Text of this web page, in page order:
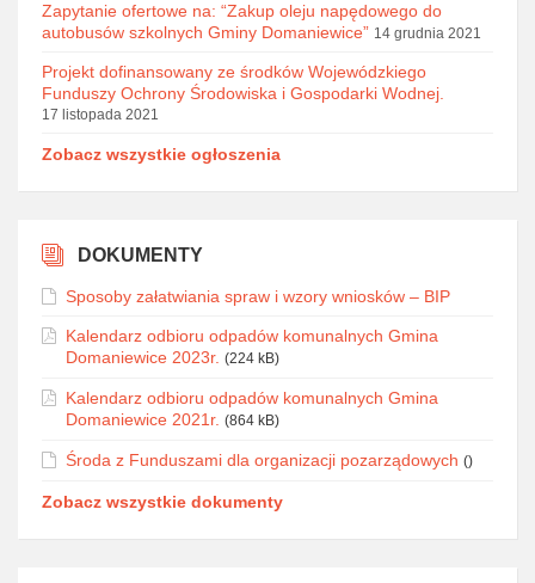
Zapytanie ofertowe na: “Zakup oleju napędowego do
autobusów szkolnych Gminy Domaniewice” 14 grudnia 2021
Projekt dofinansowany ze środków Wojewódzkiego
Funduszy Ochrony Środowiska i Gospodarki Wodnej.
17 listopada 2021
Zobacz wszystkie ogłoszenia
DOKUMENTY
Sposoby załatwiania spraw i wzory wniosków – BIP
Kalendarz odbioru odpadów komunalnych Gmina
Domaniewice 2023r. (224 kB)
Kalendarz odbioru odpadów komunalnych Gmina
Domaniewice 2021r. (864 kB)
Środa z Funduszami dla organizacji pozarządowych ()
Zobacz wszystkie dokumenty